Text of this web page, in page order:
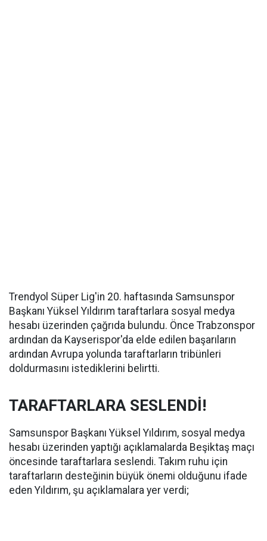
Trendyol Süper Lig'in 20. haftasında Samsunspor
Başkanı Yüksel Yıldırım taraftarlara sosyal medya
hesabı üzerinden çağrıda bulundu. Önce Trabzonspor
ardından da Kayserispor'da elde edilen başarıların
ardından Avrupa yolunda taraftarların tribünleri
doldurmasını istediklerini belirtti.
TARAFTARLARA SESLENDİ!
Samsunspor Başkanı Yüksel Yıldırım, sosyal medya
hesabı üzerinden yaptığı açıklamalarda Beşiktaş maçı
öncesinde taraftarlara seslendi. Takım ruhu için
taraftarların desteğinin büyük önemi olduğunu ifade
eden Yıldırım, şu açıklamalara yer verdi;